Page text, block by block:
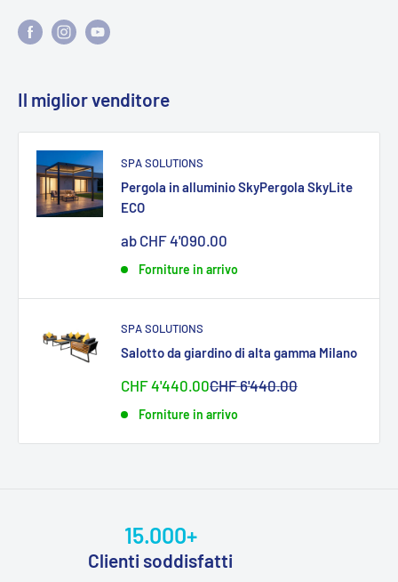
Il miglior venditore
SPA SOLUTIONS
Pergola in alluminio SkyPergola SkyLite
ECO
Sonderpreis
ab CHF 4'090.00
Forniture in arrivo
SPA SOLUTIONS
Salotto da giardino di alta gamma Milano
Sonderpreis
CHF 4'440.00Normalpreis
CHF 6'440.00
Forniture in arrivo
15.000+
Clienti soddisfatti